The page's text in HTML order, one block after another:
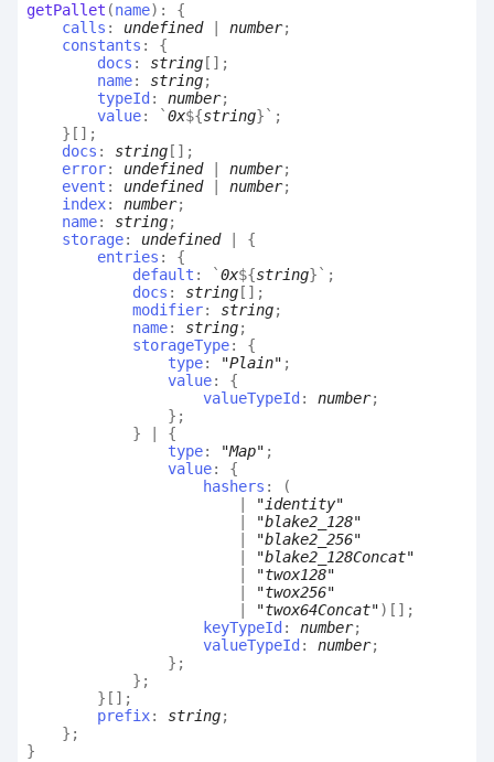
getPallet (name) : {
calls : undefined| number;
constants : {
docs : string [] ;
name: string;
typeId : number;
value: `0x${string} ` ;
} [] ;
docs : string [] ;
error: undefined| number;
event : undefined| number;
index: number;
name: string;
storage: undefined| {
entries : {
default : `0x${string} ` ;
docs : string [] ;
modifier: string;
name: string;
storageType: {
type: "Plain" ;
value: {
valueTypeId : number;
} ;
}
{
type: "Map" ;
value: {
hashers :
(
"identity"
"blake2_128"
"blake2_256"
"blake2_128Concat"
"twox128"
"twox256"
"twox64Concat") [] ;
keyTypeId : number;
valueTypeId : number;
} ;
} ;
} [] ;
prefix: string;
} ;
}